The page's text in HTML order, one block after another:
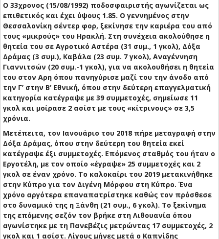
Ο 33χρονος (15/08/1992) ποδοσφαιριστής αγωνίζεται ως
επιθετικός και έχει ύψους 1.85. Ο γεννημένος στην
Θεσσαλονίκη σέντερ φορ, ξεκίνησε την καριέρα του από
τους «μικρούς» του Ηρακλή. Στη συνέχεια ακολούθησε η
θητεία του σε Αγροτικό Αστέρα (31 συμ., 1 γκολ), Δόξα
Δράμας (3 συμ.), Καβάλα (23 συμ. 7 γκολ), Αναγέννηση
Γιαννιτσών (20 συμ.-1 γκολ), για να ακολουθήσει η θητεία
του στον Αρη όπου πανηγύρισε μαζί του την άνοδο από
την Γ’ στην Β’ Εθνική, όπου στην δεύτερη επαγγελματική
κατηγορία κατέγραψε με 39 συμμετοχές, σημείωσε 11
γκολ και μοίρασε 2 ασίστ με τους «κίτρινους» σε 3,5
χρόνια.
Μετέπειτα, τον Ιανουάριο του 2018 πήρε μεταγραφή στην
Δόξα Δράμας, όπου στην δεύτερη του θητεία εκεί
κατέγραψε έξι συμμετοχές. Επόμενος σταθμός του ήταν ο
Εργοτέλη, με τον οποίο «έγραψε» 25 συμμετοχές και 2
γκολ σε έναν χρόνο. Το καλοκαίρι του 2019 μετακινήθηκε
στην Κύπρο για τον Διγένη Μόρφου στη Κύπρο. Ένα
χρόνο αργότερα επαναπατρίστηκε καθώς τον πρόσθεσε
στο δυναμικό της η Ξάνθη (21 συμ., 6 γκολ). Το ξεκίνημα
της επόμενης σεζόν τον βρήκε στη Λιθουανία όπου
αγωνίστηκε με τη Πανεβέζις μετρώντας 17 συμμετοχές, 2
γκολ και 1 ασίστ. Λίγους μήνες μετά ο Καπνίδης